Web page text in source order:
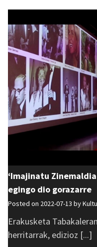
‘Imajinatu
egingo dio gorazarre
Posted on 2022-07-13 by
Erakusketa
herritarrak, edizioz [...]